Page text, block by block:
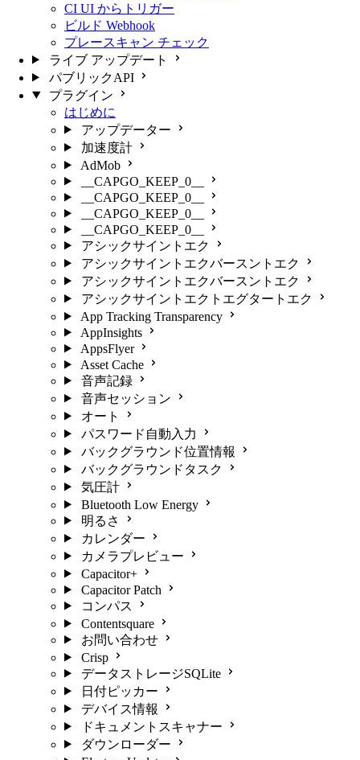
CI UI からトリガー
ビルド Webhook
プレースキャン チェック
ライブ アップデート
パブリックAPI
プラグイン
はじめに
アップデーター
加速度計
AdMob
__CAPGO_KEEP_0__
__CAPGO_KEEP_0__
__CAPGO_KEEP_0__
__CAPGO_KEEP_0__
アシックサイントエク
アシックサイントエクバースントエク
アシックサイントエクバースントエク
アシックサイントエクトエグタートエク
App Tracking Transparency
AppInsights
AppsFlyer
Asset Cache
音声記録
音声セッション
オート
パスワード自動入力
バックグラウンド位置情報
バックグラウンドタスク
気圧計
Bluetooth Low Energy
明るさ
カレンダー
カメラプレビュー
Capacitor+
Capacitor Patch
コンパス
Contentsquare
お問い合わせ
Crisp
データストレージSQLite
日付ピッカー
デバイス情報
ドキュメントスキャナー
ダウンローダー